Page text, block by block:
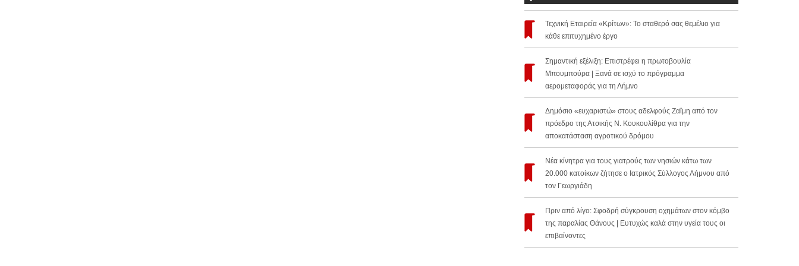
Τεχνική Εταιρεία «Κρίτων»: Το σταθερό σας θεμέλιο για
κάθε επιτυχημένο έργο
Σημαντική εξέλιξη: Επιστρέφει η πρωτοβουλία
Μπουμπούρα | Ξανά σε ισχύ το πρόγραμμα
αερομεταφοράς για τη Λήμνο
Δημόσιο «ευχαριστώ» στους αδελφούς Ζαΐμη από τον
πρόεδρο της Ατσικής Ν. Κουκουλίθρα για την
αποκατάσταση αγροτικού δρόμου
Νέα κίνητρα για τους γιατρούς των νησιών κάτω των
20.000 κατοίκων ζήτησε ο Ιατρικός Σύλλογος Λήμνου από
τον Γεωργιάδη
Πριν από λίγο: Σφοδρή σύγκρουση οχημάτων στον κόμβο
της παραλίας Θάνους | Ευτυχώς καλά στην υγεία τους οι
επιβαίνοντες